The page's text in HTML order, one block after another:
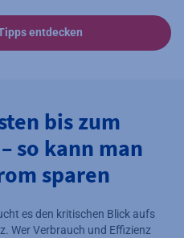
entdecken
bis zum
so kann man
sparen
es den kritischen Blick aufs
Wer Verbrauch und Effizienz